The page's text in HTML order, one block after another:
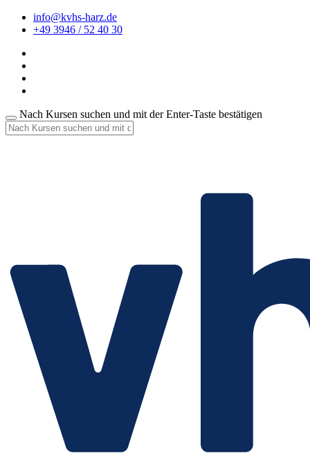
info@kvhs-harz.de
+49 3946 / 52 40 30
Nach Kursen suchen und mit der Enter-Taste bestätigen